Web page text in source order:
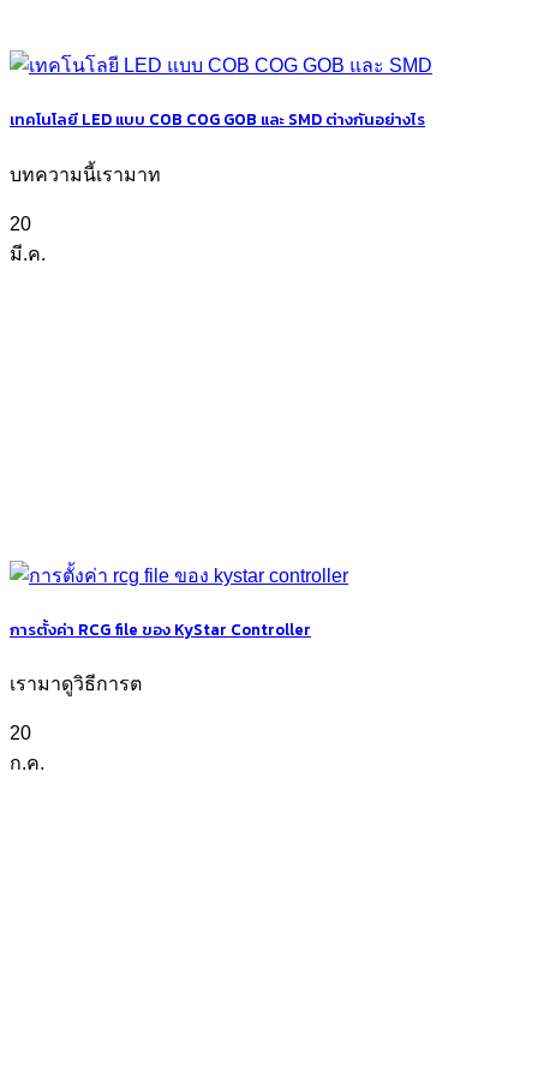
เทคโนโลยี LED แบบ COB COG GOB และ SMD ต่างกันอย่างไร
บทความนี้เรามาท
20
มี.ค.
การตั้งค่า RCG file ของ KyStar Controller
เรามาดูวิธีการต
20
ก.ค.